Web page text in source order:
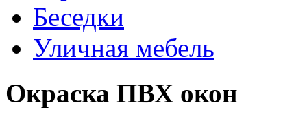
Беседки
Уличная мебель
Окраска ПВХ окон